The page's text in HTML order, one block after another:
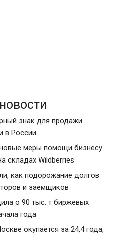
знак для продажи
в России
меры помощи бизнесу
складах Wildberries
как подорожание долгов
и заемщиков
о 90 тыс. т биржевых
года
окупается за 24,4 года,